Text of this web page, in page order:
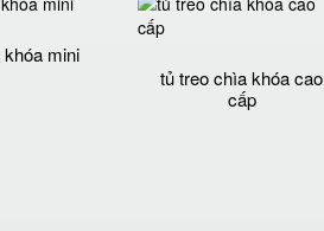
mini
tủ treo chìa khóa cao
cấp